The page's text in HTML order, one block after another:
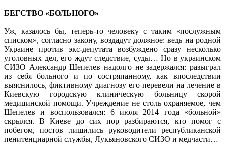
БЕГСТВО «БОЛЬНОГО»
Уж, казалось бы, теперь-то человеку с таким «послужным
списком», согласно закону, воздадут должное: ведь на родной
Украине против экс-депутата возбуждено сразу несколько
уголовных дел, его ждут следствие, суды… Но в украинском
СИЗО Александр Шепелев надолго не задержался: разыграл
из себя больного и по состряпанному, как впоследствии
выяснилось, фиктивному диагнозу его перевели на лечение в
Киевскую городскую клиническую больницу скорой
медицинской помощи. Учреждение не столь охраняемое, чем
Шепелев и воспользовался: 6 июля 2014 года «больной»
скрылся. В Киеве до сих пор разбираются, кто помог с
побегом, постов лишились руководители республиканской
пенитенциарной службы, Лукьяновского СИЗО и медчасти…